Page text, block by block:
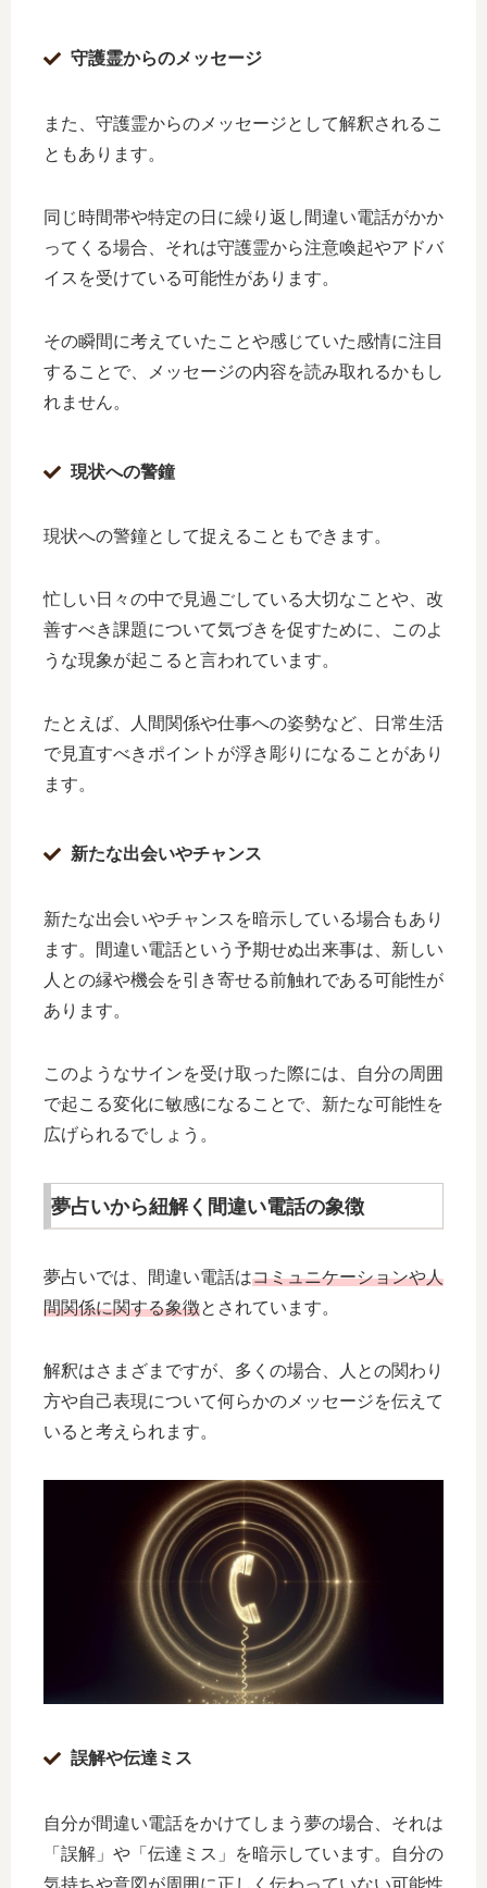
守護霊からのメッセージ
また、守護霊からのメッセージとして解釈されるこ
ともあります。
同じ時間帯や特定の日に繰り返し間違い電話がかか
ってくる場合、それは守護霊から注意喚起やアドバ
イスを受けている可能性があります。
その瞬間に考えていたことや感じていた感情に注目
することで、メッセージの内容を読み取れるかもし
れません。
現状への警鐘
現状への警鐘として捉えることもできます。
忙しい日々の中で見過ごしている大切なことや、改
善すべき課題について気づきを促すために、このよ
うな現象が起こると言われています。
たとえば、人間関係や仕事への姿勢など、日常生活
で見直すべきポイントが浮き彫りになることがあり
ます。
新たな出会いやチャンス
新たな出会いやチャンスを暗示している場合もあり
ます。間違い電話という予期せぬ出来事は、新しい
人との縁や機会を引き寄せる前触れである可能性が
あります。
このようなサインを受け取った際には、自分の周囲
で起こる変化に敏感になることで、新たな可能性を
広げられるでしょう。
夢占いから紐解く間違い電話の象徴
夢占いでは、間違い電話はコミュニケーションや人
間関係に関する象徴とされています。
解釈はさまざまですが、多くの場合、人との関わり
方や自己表現について何らかのメッセージを伝えて
いると考えられます。
誤解や伝達ミス
自分が間違い電話をかけてしまう夢の場合、それは
「誤解」や「伝達ミス」を暗示しています。自分の